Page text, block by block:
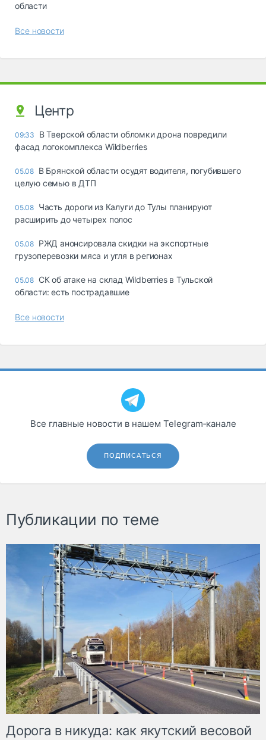
области
Все новости
Центр
09:33
В Тверской области обломки дрона повредили
фасад логокомплекса Wildberries
05.08 В Брянской области осудят водителя, погубившего
целую семью в ДТП
05.08 Часть дороги из Калуги до Тулы планируют
расширить до четырех полос
05.08 РЖД анонсировала скидки на экспортные
грузоперевозки мяса и угля в регионах
05.08 СК об атаке на склад Wildberries в Тульской
области: есть пострадавшие
Все новости
Все главные новости в нашем Telegram‑канале
ПОДПИСАТЬСЯ
Публикации по теме
Дорога в никуда: как якутский весовой